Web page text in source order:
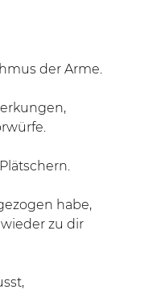
der Arme.
habe,
zu dir